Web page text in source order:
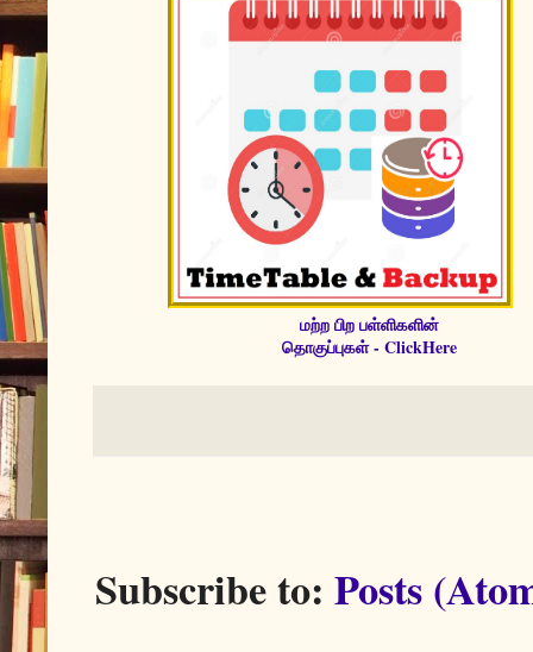
மற்ற பிற பள்ளிகளின்
தொகுப்புகள் - ClickHere
Subscribe to: Posts